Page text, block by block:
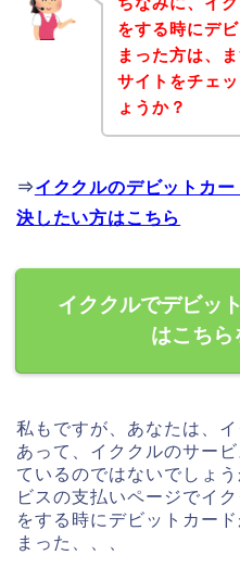
をする時にデ
まった方は、
サイトをチェ
ょうか？
⇒イククルのデビットカ
決したい方はこちら
イククルでデビッ
はこちら
私もですが、あなたは、
あって、イククルのサー
ているのではないでしょ
ビスの支払いページでイ
をする時にデビットカー
まった、、、